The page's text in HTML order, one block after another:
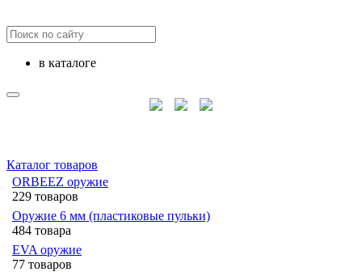
в каталоге
Каталог товаров
ORBEEZ оружие
229 товаров
Оружие 6 мм (пластиковые пульки)
484 товара
EVA оружие
77 товаров